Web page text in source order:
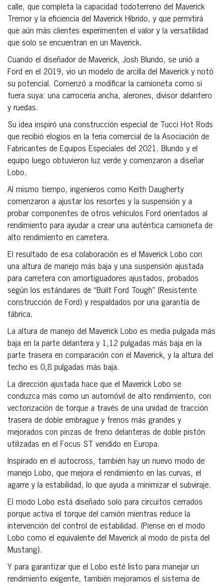
calle, que completa la capacidad todoterreno del Maverick
Tremor y la eficiencia del Maverick Híbrido, y que permitirá
que aún más clientes experimenten el valor y la versatilidad
que solo se encuentran en un Maverick.
Cuando el diseñador de Maverick, Josh Blundo, se unió a
Ford en el 2019, vio un modelo de arcilla del Maverick y notó
su potencial. Comenzó a modificar la camioneta como si
fuera suya: una carrocería ancha, alerones, divisor delantero
y ruedas.
Su idea inspiró una construcción especial de Tucci Hot Rods
que recibió elogios en la feria comercial de la Asociación de
Fabricantes de Equipos Especiales del 2021. Blundo y el
equipo luego obtuvieron luz verde y comenzaron a diseñar
Lobo.
Al mismo tiempo, ingenieros como Keith Daugherty
comenzaron a ajustar los resortes y la suspensión y a
probar componentes de otros vehículos Ford orientados al
rendimiento para ayudar a crear una auténtica camioneta de
alto rendimiento en carretera.
El resultado de esa colaboración es el Maverick Lobo con
una altura de manejo más baja y una suspensión ajustada
para carretera con amortiguadores ajustados, probados
según los estándares de “Built Ford Tough” (Resistente
construcción de Ford) y respaldados por una garantía de
fábrica.
La altura de manejo del Maverick Lobo es media pulgada más
baja en la parte delantera y 1,12 pulgadas más baja en la
parte trasera en comparación con el Maverick, y la altura del
techo es 0,8 pulgadas más baja.
La dirección ajustada hace que el Maverick Lobo se
conduzca más como un automóvil de alto rendimiento, con
vectorización de torque a través de una unidad de tracción
trasera de doble embrague y frenos más grandes y
mejorados con pinzas de freno delanteras de doble pistón
utilizadas en el Focus ST vendido en Europa.
Inspirado en el autocross, también hay un nuevo modo de
manejo Lobo, que mejora el rendimiento en las curvas, el
agarre y la estabilidad, lo que ayuda a minimizar el subviraje.
El modo Lobo está diseñado solo para circuitos cerrados
porque activa el torque del camión mientras reduce la
intervención del control de estabilidad. (Piense en el modo
Lobo como el equivalente del Maverick al modo de pista del
Mustang).
Y para garantizar que el Lobo esté listo para manejar un
rendimiento exigente, también mejoramos el sistema de